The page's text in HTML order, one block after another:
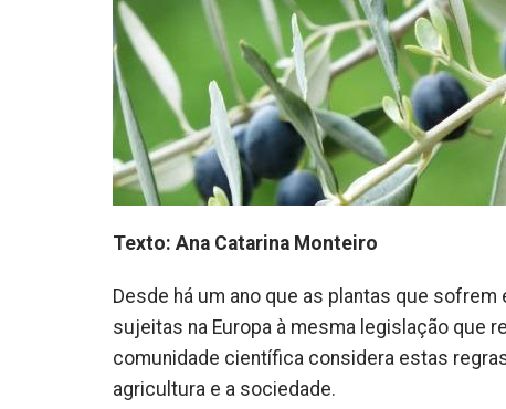
Texto: Ana Catarina Monteiro
Desde há um ano que as plantas que
sujeitas na Europa à mesma legislação que
comunidade científica considera estas
agricultura e a sociedade.